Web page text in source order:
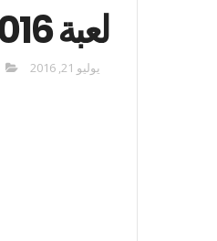
لعبة fifa 2016
يوليو 21, 2016